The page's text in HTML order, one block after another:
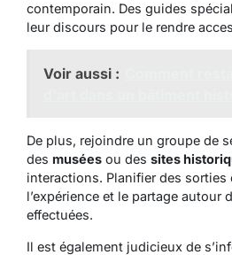
contemporain. Des guides
leur discours pour le rendre
Voir aussi :
De plus, rejoindre un groupe de
des musées ou des sites
interactions. Planifier des sorties
l’expérience et le partage autour
effectuées.
Il est également judicieux de